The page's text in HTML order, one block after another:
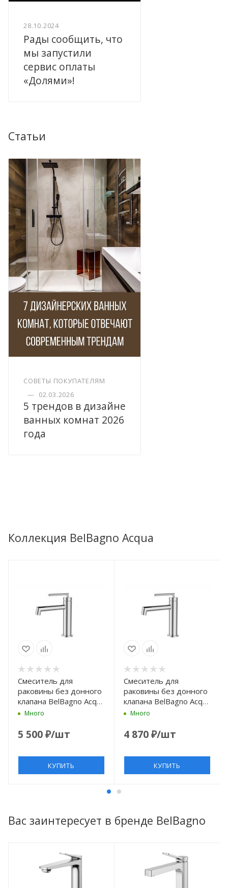
28.10.2024
Рады сообщить, что
мы запустили
сервис оплаты
«Долями»!
Статьи
СОВЕТЫ ПОКУПАТЕЛЯМ
— 02.03.2026
5 трендов в дизайне
ванных комнат 2026
года
Коллекция BelBagno Acqua
Смеситель для
раковины без донного
клапана BelBagno Acqua
ACQUA-LVM-NERO
Много
5 500₽/шт
КУПИТЬ
Смеситель для
раковины без донного
клапана BelBagno Acqua
ACQUA-LVM-CRM
Много
4 870₽/шт
КУПИТЬ
Вас заинтересует в бренде BelBagno